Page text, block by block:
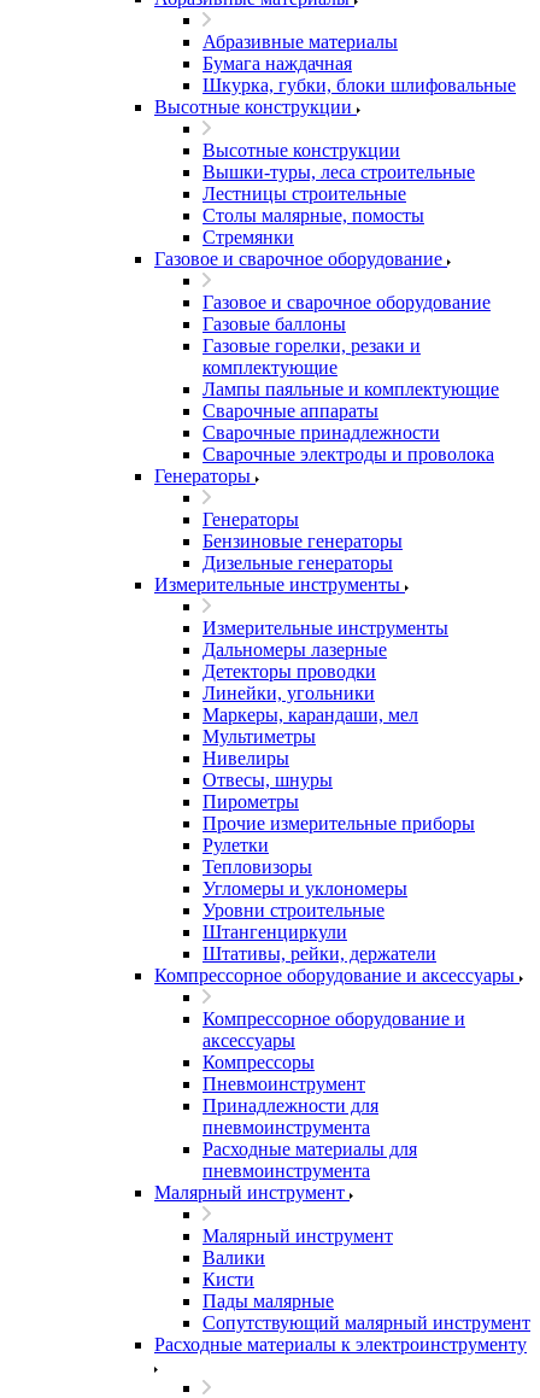
Абразивные материалы
Бумага наждачная
Шкурка, губки, блоки шлифовальные
Высотные конструкции
Высотные конструкции
Вышки-туры, леса строительные
Лестницы строительные
Столы малярные, помосты
Стремянки
Газовое и сварочное оборудование
Газовое и сварочное оборудование
Газовые баллоны
Газовые горелки, резаки и
комплектующие
Лампы паяльные и комплектующие
Сварочные аппараты
Сварочные принадлежности
Сварочные электроды и проволока
Генераторы
Генераторы
Бензиновые генераторы
Дизельные генераторы
Измерительные инструменты
Измерительные инструменты
Дальномеры лазерные
Детекторы проводки
Линейки, угольники
Маркеры, карандаши, мел
Мультиметры
Нивелиры
Отвесы, шнуры
Пирометры
Прочие измерительные приборы
Рулетки
Тепловизоры
Угломеры и уклономеры
Уровни строительные
Штангенциркули
Штативы, рейки, держатели
Компрессорное оборудование и аксессуары
Компрессорное оборудование и
аксессуары
Компрессоры
Пневмоинструмент
Принадлежности для
пневмоинструмента
Расходные материалы для
пневмоинструмента
Малярный инструмент
Малярный инструмент
Валики
Кисти
Пады малярные
Сопутствующий малярный инструмент
Расходные материалы к электроинструменту